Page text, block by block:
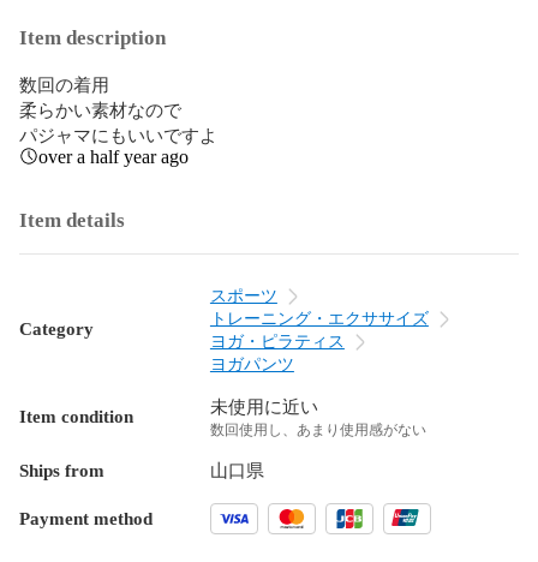
Item description
数回の着用
柔らかい素材なので
パジャマにもいいですよ
over a half year ago
Item details
Category
スポーツ
トレーニング・エクササイズ
ヨガ・ピラティス
ヨガパンツ
Item condition 未使用に近い
数回使用し、あまり使用感がない
Ships from 山口県
Payment method